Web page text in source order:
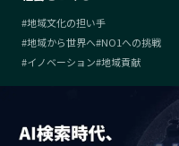
#地域文化の担い手
#地域から世界へ#NO1への挑戦
#イノベーション#地域貢献